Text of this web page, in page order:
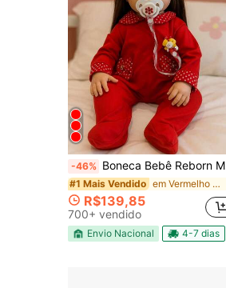
-46% Boneca Bebê Reborn Menina com Acessórios + Documentos
#1 Mais Vendido em Vermelho Bonecas infantis
R$139,85
700+ vendido
Envio Nacional 4-7 dias